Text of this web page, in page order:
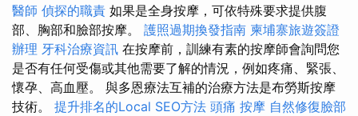
醫師 偵探的職責 如果是全身按摩，可依特殊要求提供腹
部、胸部和臉部按摩。 護照過期換發指南 柬埔寨旅遊簽證
辦理 牙科治療資訊 在按摩前，訓練有素的按摩師會詢問您
是否有任何受傷或其他需要了解的情況，例如疼痛、緊張、
懷孕、高血壓。 與多恩療法互補的治療方法是布勞斯按摩
技術。 提升排名的Local SEO方法 頭痛 按摩 自然修復臉部